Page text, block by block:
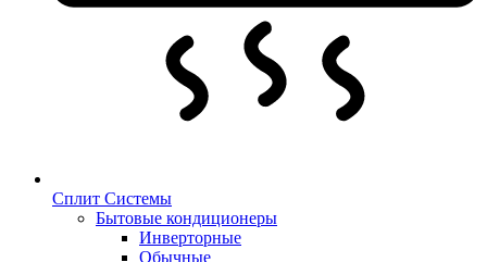
Сплит Системы
Бытовые кондиционеры
Инверторные
Обычные